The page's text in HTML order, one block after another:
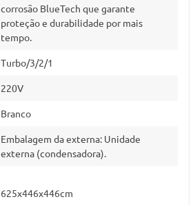
corrosão BlueTech que garante
proteção e durabilidade por mais
tempo.
Turbo/3/2/1
220V
Branco
Embalagem da externa: Unidade
externa (condensadora).
625x446x446cm